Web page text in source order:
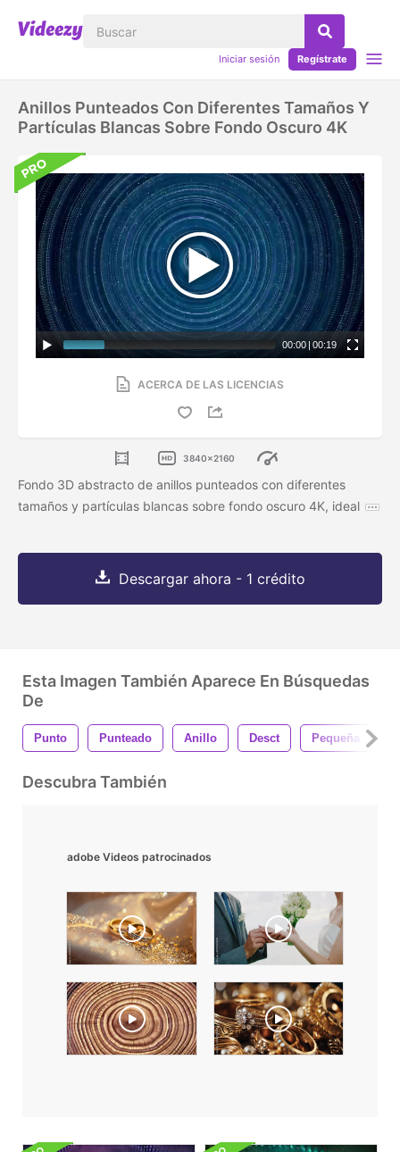
Iniciar sesión Regístrate
Anillos Punteados Con Diferentes Tamaños Y
Partículas Blancas Sobre Fondo Oscuro 4K
00:00 | 00:19
ACERCA DE LAS LICENCIAS
3840x2160
Fondo 3D abstracto de anillos punteados con diferentes
tamaños y partículas blancas sobre fondo oscuro 4K, ideal
Descargar ahora - 1 crédito
Esta Imagen También Aparece En Búsquedas
De
Punto Punteado Anillo Desct Pequeña
Descubra También
adobe Videos patrocinados